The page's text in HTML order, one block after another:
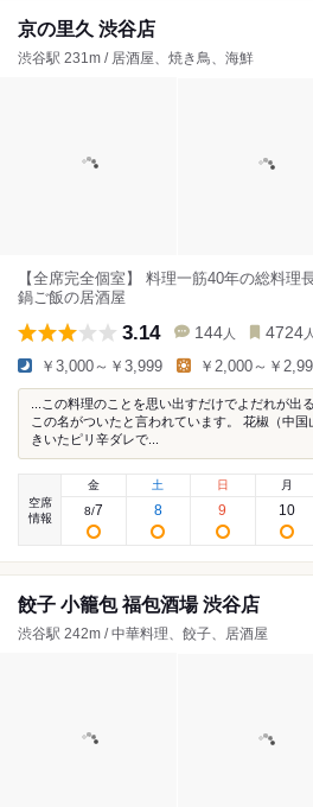
京の里久 渋谷店
渋谷駅 231m / 居酒屋、焼き鳥、海鮮
【全席完全個室】 料理一筋40年の総料理
鍋ご飯の居酒屋
3.14 144 人 4724 人
￥3,000～￥3,999 ￥2,000～￥
...この料理のことを思い出すだけでよだれが出
この名がついたと言われています。 花椒（中国
きいたピリ辛ダレで...
空席
情報
金
8/7
土
8
日
9
月
10
餃子 小籠包 福包酒場 渋谷店
渋谷駅 242m / 中華料理、餃子、居酒屋